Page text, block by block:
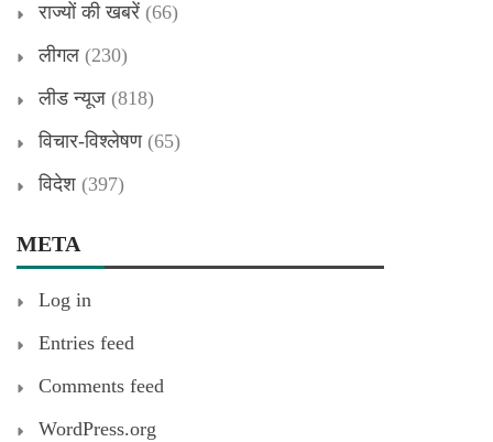
राज्यों की खबरें (66)
लीगल (230)
लीड न्यूज (818)
विचार-विश्लेषण(65)
विदेश (397)
META
Log in
Entries feed
Comments feed
WordPress.org